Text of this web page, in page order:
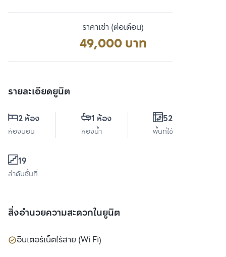
ราคาเช่า (ต่อเดือน)
49,000 บาท
รายละเอียดยูนิต
2 ห้อง
ห้องนอน
1 ห้อง
ห้องน้ำ
52.7 ตร.ม.
พื้นที่ใช้สอย
19
ลำดับชั้นที่
สิ่งอำนวยความสะดวกในยูนิต
อินเตอร์เน็ตไร้สาย (Wi Fi)